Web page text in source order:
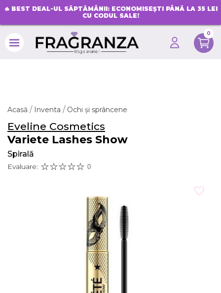
🔥 BEST DEAL-UL SĂPTĂMÂNII: ECONOMISEȘTI PÂNĂ LA 35 LEI
CU CODUL SALE!
0
Acasă Inventa Ochi și sprâncene
Eveline Cosmetics
Variete Lashes Show
Spirală
Evaluare: 0